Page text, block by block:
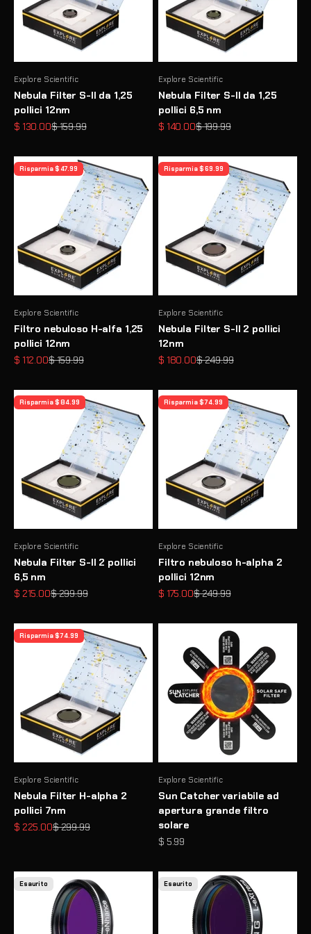
Explore Scientific
Nebula Filter S-II da 1,25
pollici 12nm
Prezzo scontato
$ 130.00Prezzo
$ 159.99
Explore Scientific
Nebula Filter S-II da 1,25
pollici 6,5 nm
Prezzo scontato
$ 140.00Prezzo
$ 199.99
Risparmia $ 47.99
Explore Scientific
Filtro nebuloso H-alfa 1,25
pollici 12nm
Prezzo scontato
$ 112.00Prezzo
$ 159.99
Risparmia $ 69.99
Explore Scientific
Nebula Filter S-II 2 pollici
12nm
Prezzo scontato
$ 180.00Prezzo
$ 249.99
Risparmia $ 84.99
Explore Scientific
Nebula Filter S-II 2 pollici
6,5 nm
Prezzo scontato
$ 215.00Prezzo
$ 299.99
Risparmia $ 74.99
Explore Scientific
Filtro nebuloso h-alpha 2
pollici 12nm
Prezzo scontato
$ 175.00Prezzo
$ 249.99
Risparmia $ 74.99
Explore Scientific
Nebula Filter H-alpha 2
pollici 7nm
Prezzo scontato
$ 225.00Prezzo
$ 299.99
Explore Scientific
Sun Catcher variabile ad
apertura grande filtro
solare
Prezzo scontato
$ 5.99
Esaurito Esaurito